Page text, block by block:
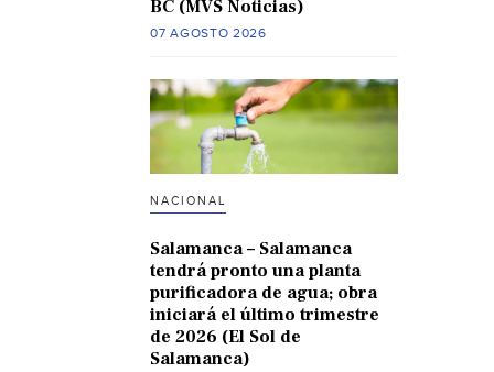
BC (MVS Noticias)
07 AGOSTO 2026
NACIONAL
Salamanca – Salamanca
tendrá pronto una planta
purificadora de agua; obra
iniciará el último trimestre
de 2026 (El Sol de
Salamanca)